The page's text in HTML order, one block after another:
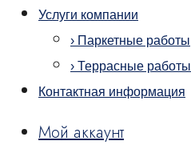
Услуги компании
› Паркетные работы
› Террасные работы
Контактная информация
Мой аккаунт